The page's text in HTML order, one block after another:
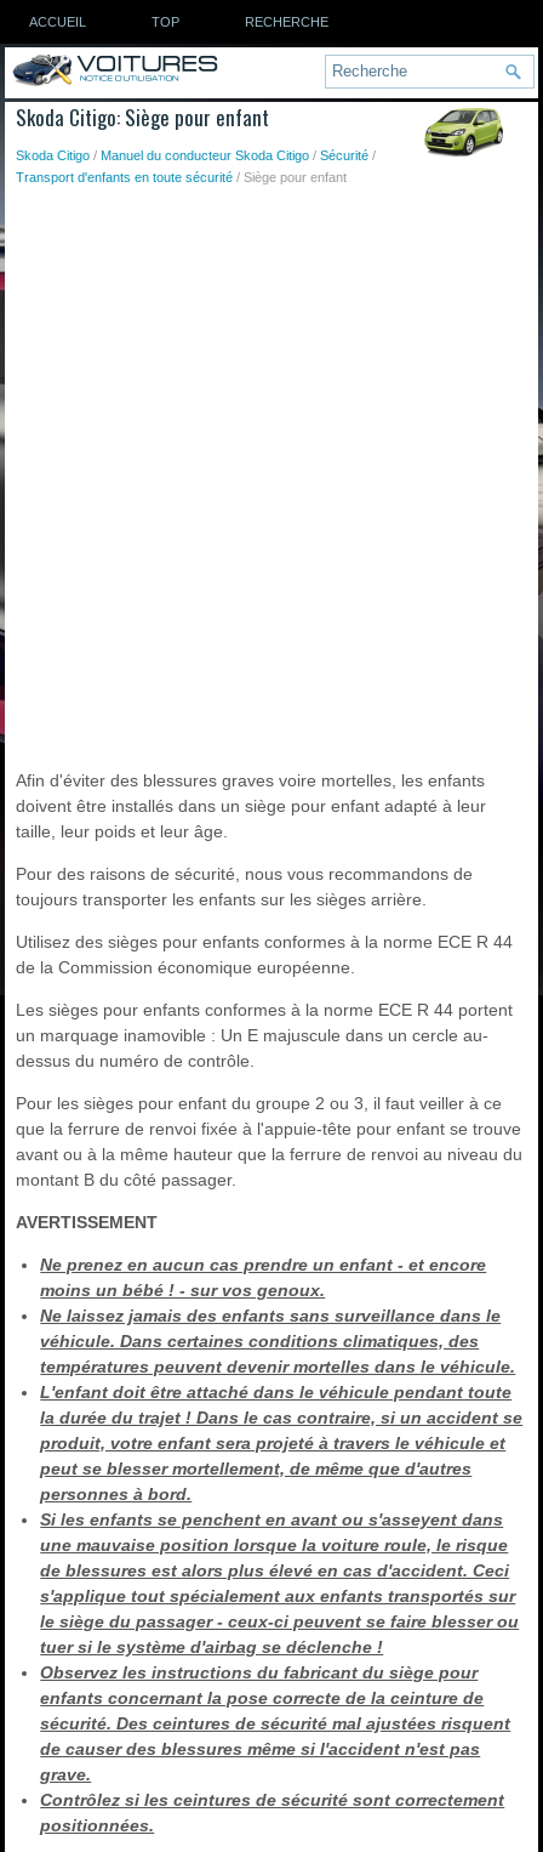
ACCUEIL TOP RECHERCHE
Skoda Citigo: Siège pour enfant
Skoda Citigo /Manuel du conducteur Skoda Citigo /Sécurité /
Transport d'enfants en toute sécurité / Siège pour enfant
Afin d'éviter des blessures graves voire mortelles, les enfants
doivent être installés dans un siège pour enfant adapté à leur
taille, leur poids et leur âge.
Pour des raisons de sécurité, nous vous recommandons de
toujours transporter les enfants sur les sièges arrière.
Utilisez des sièges pour enfants conformes à la norme ECE R 44
de la Commission économique européenne.
Les sièges pour enfants conformes à la norme ECE R 44 portent
un marquage inamovible : Un E majuscule dans un cercle au-
dessus du numéro de contrôle.
Pour les sièges pour enfant du groupe 2 ou 3, il faut veiller à ce
que la ferrure de renvoi fixée à l'appuie-tête pour enfant se trouve
avant ou à la même hauteur que la ferrure de renvoi au niveau du
montant B du côté passager.
AVERTISSEMENT
Ne prenez en aucun cas prendre un enfant - et encore
moins un bébé ! - sur vos genoux.
Ne laissez jamais des enfants sans surveillance dans le
véhicule. Dans certaines conditions climatiques, des
températures peuvent devenir mortelles dans le véhicule.
L'enfant doit être attaché dans le véhicule pendant toute
la durée du trajet ! Dans le cas contraire, si un accident se
produit, votre enfant sera projeté à travers le véhicule et
peut se blesser mortellement, de même que d'autres
personnes à bord.
Si les enfants se penchent en avant ou s'asseyent dans
une mauvaise position lorsque la voiture roule, le risque
de blessures est alors plus élevé en cas d'accident. Ceci
s'applique tout spécialement aux enfants transportés sur
le siège du passager - ceux-ci peuvent se faire blesser ou
tuer si le système d'airbag se déclenche !
Observez les instructions du fabricant du siège pour
enfants concernant la pose correcte de la ceinture de
sécurité. Des ceintures de sécurité mal ajustées risquent
de causer des blessures même si l'accident n'est pas
grave.
Contrôlez si les ceintures de sécurité sont correctement
positionnées.